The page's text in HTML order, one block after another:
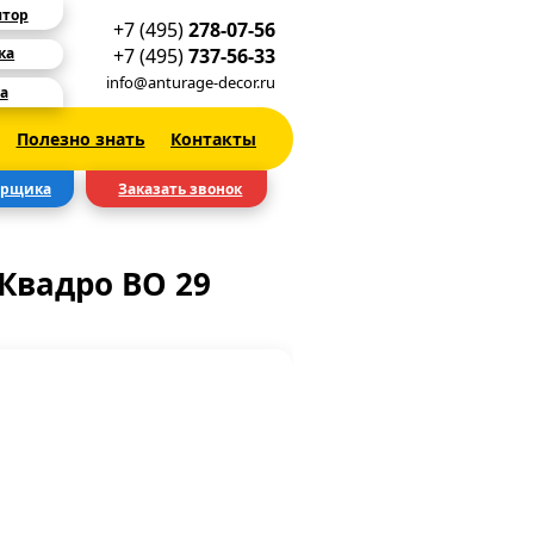
+7 (495)278-07-56
+7 (495)737-56-33
info@anturage-decor.ru
Полезно знать Контакты
Заказать звонок
BO 29